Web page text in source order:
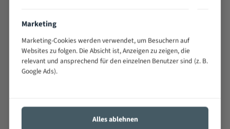
Lagerung nur mit geeigneten Schutzhandschuhen.
ausgeschalteter und vom Netz getrennter Maschine
durchführen.
Beim Betrieb Schutzbrille und Gehörschutz tragen; keine
Nur bestimmungsgemäß an dafür geeigneten
Bandsägemaschinen und im angegebenen Maß- bzw.
Marketing
Marketing-Cookies werden verwendet, um Besuchern auf
Websites zu folgen. Die Absicht ist, Anzeigen zu zeigen, die
relevant und ansprechend für den einzelnen Benutzer sind (z. B.
Google Ads).
Alles ablehnen